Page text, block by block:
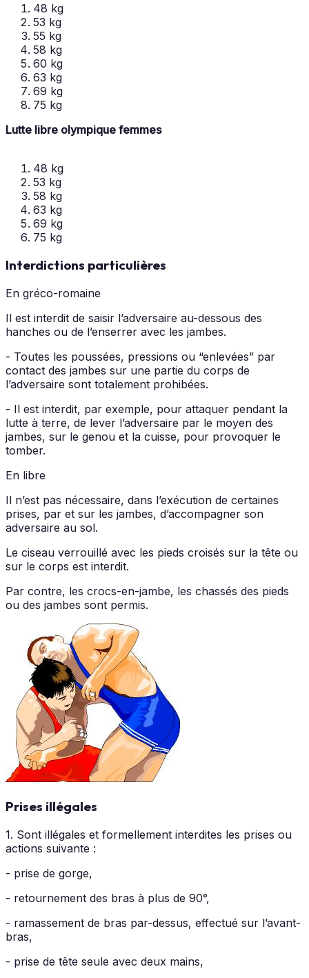
48 kg
53 kg
55 kg
58 kg
60 kg
63 kg
69 kg
75 kg
Lutte libre olympique femmes
48 kg
53 kg
58 kg
63 kg
69 kg
75 kg
Interdictions particulières
En gréco-romaine
Il est interdit de saisir l’adversaire au-dessous des
hanches ou de l’enserrer avec les jambes.
- Toutes les poussées, pressions ou “enlevées” par
contact des jambes sur une partie du corps de
l’adversaire sont totalement prohibées.
- Il est interdit, par exemple, pour attaquer pendant la
lutte à terre, de lever l’adversaire par le moyen des
jambes, sur le genou et la cuisse, pour provoquer le
tomber.
En libre
Il n’est pas nécessaire, dans l’exécution de certaines
prises, par et sur les jambes, d’accompagner son
adversaire au sol.
Le ciseau verrouillé avec les pieds croisés sur la tête ou
sur le corps est interdit.
Par contre, les crocs-en-jambe, les chassés des pieds
ou des jambes sont permis.
Prises illégales
1. Sont illégales et formellement interdites les prises ou
actions suivante :
- prise de gorge,
- retournement des bras à plus de 90°,
- ramassement de bras par-dessus, effectué sur l’avant-
bras,
- prise de tête seule avec deux mains,